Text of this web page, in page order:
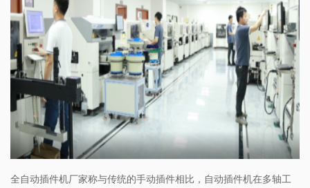
全自动插件机厂家称与传统的手动插件相比，自动插件机在多轴工